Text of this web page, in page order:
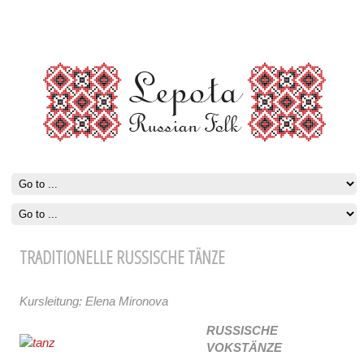
TRADITIONELLE RUSSISCHE TÄNZЕ
Kursleitung: Elena Mironova
RUSSISCHE
VOKSTÄNZE